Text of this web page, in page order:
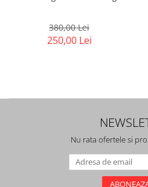
380,00 Lei
250,00 Lei
Nu rata ofertele si